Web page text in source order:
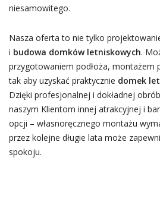
niesamowitego.
Nasza oferta to nie tylko
i budowa domków letniskowych.
przygotowaniem podłoża, montażem
tak aby uzyskać praktycznie domek
Dzięki profesjonalnej i dokładnej
naszym Klientom innej atrakcyjnej i
opcji – własnoręcznego montażu
przez kolejne długie lata może
spokoju.